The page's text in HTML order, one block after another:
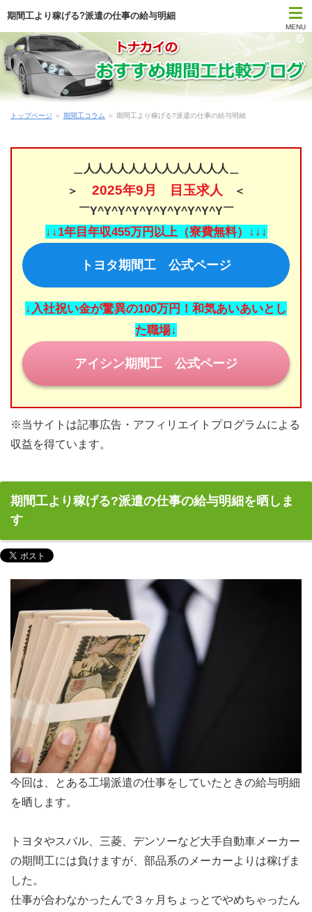
期間工より稼げる?派遣の仕事の給与明細
MENU
トップページ
期間工比較ランキング
はじめて期間工に応募する方
時間・期間で選ぶ期間工
勤務地で選ぶ期間工
期間工Q＆A
期間工コラム
期間工の休日
みなさまの期間工体験談
お問い合わせ
トップページ ＞ 期間工コラム ＞ 期間工より稼げる?派遣の仕事の給与明細
＿人人人人人人人人人人人人人＿
＞ 2025年9月 目玉求人
＜
￣Y^Y^Y^Y^Y^Y^Y^Y^Y^Y￣
↓↓1年目年収455万円以上（寮費無料）↓↓↓
トヨタ期間工 公式ページ
↓入社祝い金が驚異の100万円！和気あいあいとし
た職場↓
アイシン期間工 公式ページ
※当サイトは記事広告・アフィリエイトプログラムによる
収益を得ています。
期間工より稼げる?派遣の仕事の給与明細を晒しま
す
今回は、とある工場派遣の仕事をしていたときの給与明細
を晒します。
トヨタやスバル、三菱、デンソーなど大手自動車メーカー
の期間工には負けますが、部品系のメーカーよりは稼げま
した。
仕事が合わなかったんで３ヶ月ちょっとでやめちゃったん